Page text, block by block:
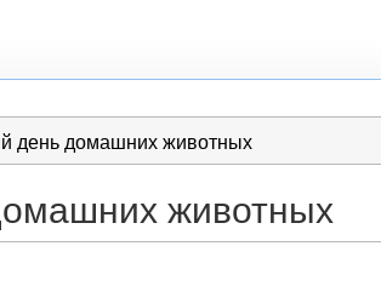
день домашних животных
животных